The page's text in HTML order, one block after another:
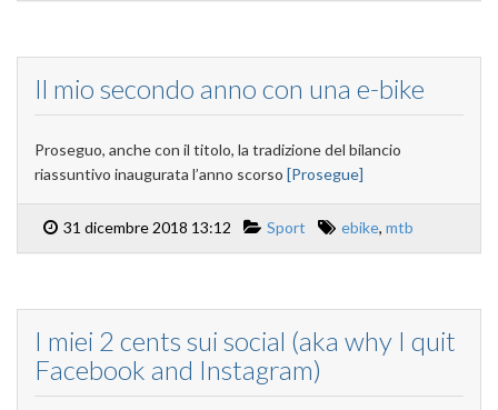
Il mio secondo anno con una e-bike
Proseguo, anche con il titolo, la tradizione del bilancio
riassuntivo inaugurata l’anno scorso [Prosegue]
31 dicembre 2018 13:12 Sport ebike, mtb
I miei 2 cents sui social (aka why I quit
Facebook and Instagram)